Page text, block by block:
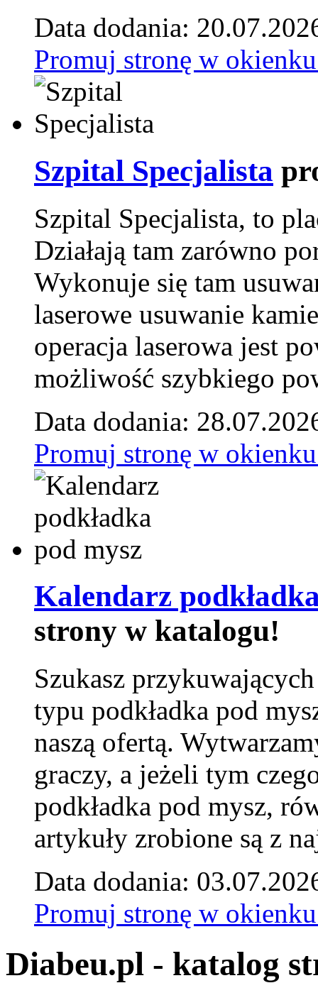
Data dodania:
Promuj stronę w
Szpital Specjalista
Szpital Specjalista, to
Działają tam zarówno
Wykonuje się tam
laserowe usuwanie
operacja laserowa jest
możliwość szybkiego
Data dodania:
Promuj stronę w
Kalendarz
strony w katalogu!
Szukasz
typu podkładka pod
naszą ofertą.
graczy, a jeżeli tym
podkładka pod mysz,
artykuły zrobione są z
Data dodania:
Promuj stronę w
Diabeu.pl - katalog